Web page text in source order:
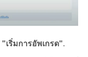
"เริ่มการอัพเกรด".